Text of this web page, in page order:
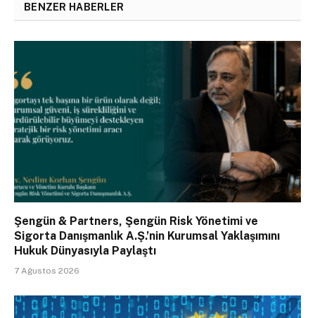
BENZER HABERLER
Şengün & Partners, Şengün Risk Yönetimi ve
Sigorta Danışmanlık A.Ş.’nin Kurumsal Yaklaşımını
Hukuk Dünyasıyla Paylaştı
7 Ağustos 2026